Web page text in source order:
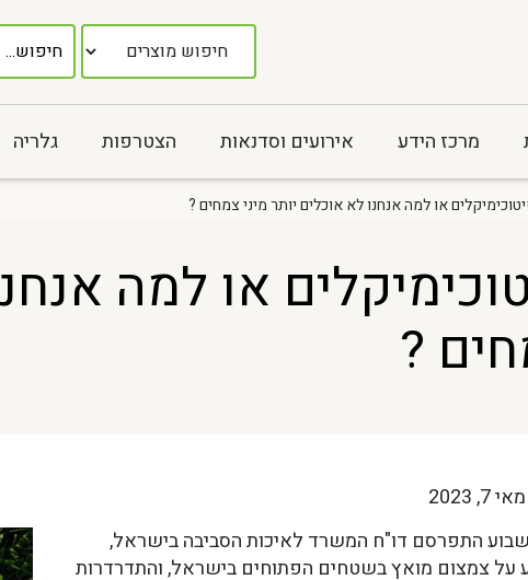
מרכז הידע אירועים וסדנאות הצטרפות גלריה
או למה אנחנו לא אוכלים יותר מיני צמחים ?
או למה
?
מאי 7, 2023
התפרסם דו"ח המשרד לאיכות הסביבה בישראל,
על צמצום מואץ בשטחים הפתוחים בישראל, והתדרדרות